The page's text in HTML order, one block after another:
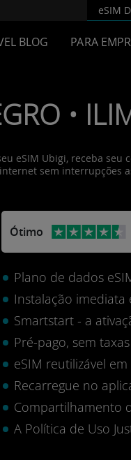
eSIM
BLOG PARA
•
eSIM Ubigi, receba
internet sem interrupções
Ótimo
Plano de dados
Instalação
Smartstart - a
Pré-pago, sem
eSIM reutilizável
Recarregue no
Compartilhamento
A Política de Uso